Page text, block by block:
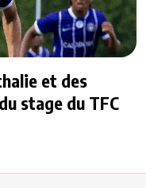
et des
stage du TFC